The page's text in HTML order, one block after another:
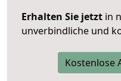
Erhalten Sie jetzt in
unverbindliche und
Kostenlose